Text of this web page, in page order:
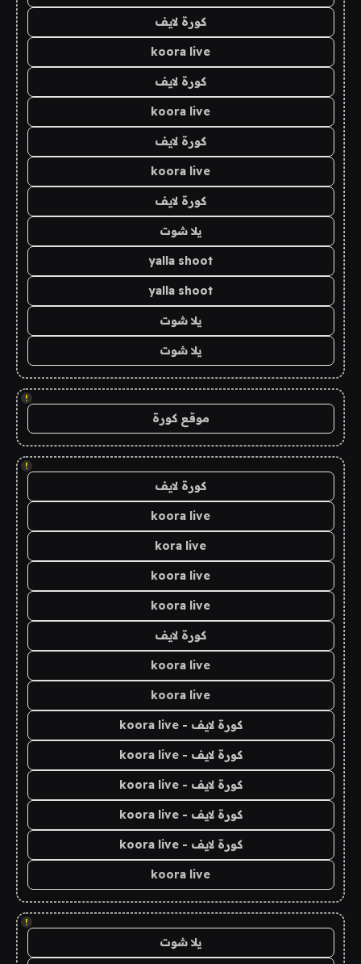
كورة لايف
koora live
كورة لايف
koora live
كورة لايف
koora live
كورة لايف
يلا شوت
yalla shoot
yalla shoot
يلا شوت
يلا شوت
!
موقع كورة
!
كورة لايف
koora live
kora live
koora live
koora live
كورة لايف
koora live
koora live
كورة لايف - koora live
كورة لايف - koora live
كورة لايف - koora live
كورة لايف - koora live
كورة لايف - koora live
koora live
!
يلا شوت